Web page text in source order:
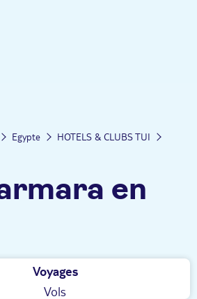
Egypte
HOTELS & CLUBS TUI
en
Voyages
Vols